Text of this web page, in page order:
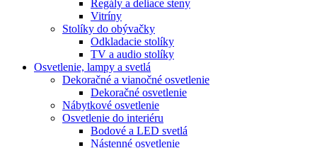
Regály a deliace steny
Vitríny
Stolíky do obývačky
Odkladacie stolíky
TV a audio stolíky
Osvetlenie, lampy a svetlá
Dekoračné a vianočné osvetlenie
Dekoračné osvetlenie
Nábytkové osvetlenie
Osvetlenie do interiéru
Bodové a LED svetlá
Nástenné osvetlenie